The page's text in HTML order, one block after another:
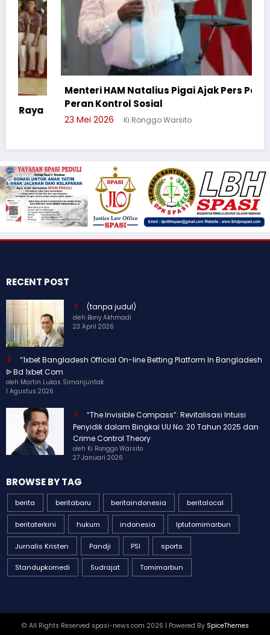
Menteri HAM Natalius Pigai Ajak Pers Perkuat
Peran Kontrol Sosial
23 Mei 2026 Ki Ronggo Warsito
RECENT POST
(tanpa judul)
oleh Bony Akhmadi
23 April 2026
“1xbet Bangladesh Official On-line Betting Platform In Bangladesh
ᐉ Bd 1xbet Com
oleh Martin Lukas Simanjuntak
1 Agustus 2026
“The Invisible Compass”: Revitalisasi Intuisi
Penyidik dalam Bingkai UU No. 20 Tahun 2025 dan
Crime Control Theory
oleh Ki Ronggo Warsito
27 Januari 2026
BROWSE BY TAG
berita beritabaru beritaindonesia beritalocal
beritaterkini hukum indonesia Iptutomimarbun
Jurnalis Kristen Pandji PSI sports
Standupkomedi Sudrajat Tomimarbun
© All Rights Reserved spasi-news.com 2026 | Powered By SpiceThemes